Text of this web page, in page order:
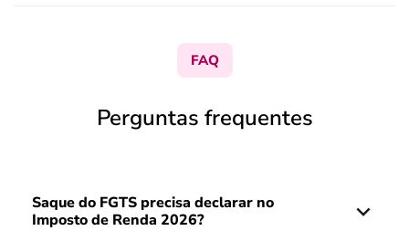
FAQ
Perguntas frequentes
Saque do FGTS precisa declarar no
Imposto de Renda 2026?